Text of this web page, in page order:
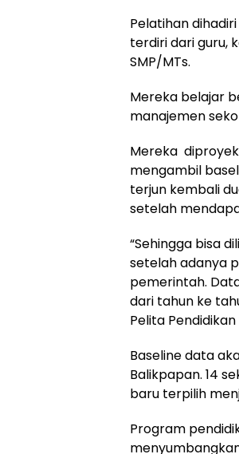
Pelatihan
terdiri dari guru,
SMP/MTs.
Mereka belajar
manajemen
Mereka
mengambil
terjun kembali
setelah
“Sehingga bisa
setelah adanya
pemerintah.
dari tahun ke
Pelita
Baseline data
Balikpapan. 14
baru terpilih
Program